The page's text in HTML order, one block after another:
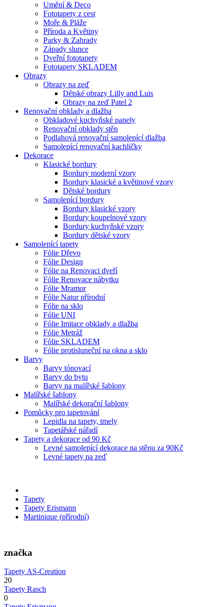
Umění & Deco
Fototapety z cest
Moře & Pláže
Příroda a Květiny
Parky & Zahrady
Západy slunce
Dveřní fototapety
Fototapety SKLADEM
Obrazy
Obrazy na zeď
Dětské obrazy Lilly and Luis
Obrazy na zeď Patel 2
Renovační obklady a dlažba
Obkladové kuchyňské panely
Renovační obklady stěn
Podlahová renovační samolepící dlažba
Samolepící renovační kachličky
Dekorace
Klasické bordury
Bordury moderní vzory
Bordury klasické a květinové vzory
Dětské bordury
Samolepící bordury
Bordury klasické vzory
Bordury koupelnové vzory
Bordury kuchyňské vzory
Bordury dětské vzory
Samolepící tapety
Fólie Dřevo
Fólie Design
Fólie na Renovaci dveří
Fólie Renovace nábytku
Fólie Mramor
Fólie Natur přírodní
Fólie na sklo
Fólie UNI
Fólie Imitace obklady a dlažba
Fólie Metráž
Fólie SKLADEM
Fólie protisluneční na okna a sklo
Barvy
Barvy tónovací
Barvy do bytu
Barvy na malířské šablony
Malířské šablony
Malířské dekorační šablony
Pomůcky pro tapetování
Lepidla na tapety, tmely
Tapetářské nářadí
Tapety a dekorace od 90 Kč
Levné samolepící dekorace na stěnu za 90Kč
Levné tapety na zeď
Tapety
Tapety Erismann
Martinique (přírodní)
značka
Tapety AS-Creation
20
Tapety Rasch
0